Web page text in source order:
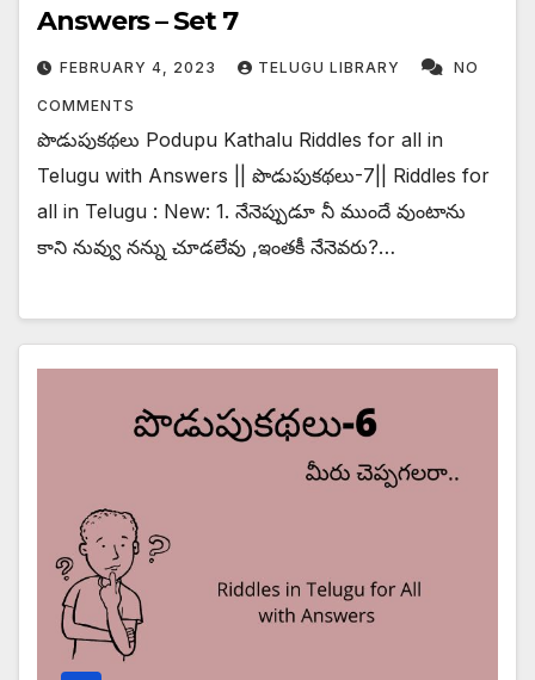
Answers – Set 7
FEBRUARY 4, 2023 TELUGU LIBRARY NO
COMMENTS
పొడుపుకథలు Podupu Kathalu Riddles for all in
Telugu with Answers || పొడుపుకథలు-7|| Riddles for
all in Telugu : New: 1. నేనెప్పుడూ నీ ముందే వుంటాను
కాని నువ్వు నన్ను చూడలేవు ,ఇంతకీ నేనెవరు?…